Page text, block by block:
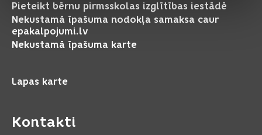
Pieteikt bērnu pirmsskolas izglītības iestādē
Nekustamā īpašuma nodokļa samaksa caur
epakalpojumi.lv
Nekustamā īpašuma karte
Lapas karte
Kontakti